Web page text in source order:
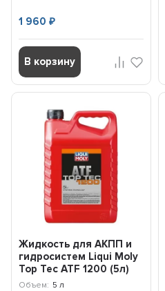
1 960₽
В корзину
Жидкость для АКПП и
гидросистем Liqui Moly
Top Tec ATF 1200 (5л)
8040
Объем: 5 л